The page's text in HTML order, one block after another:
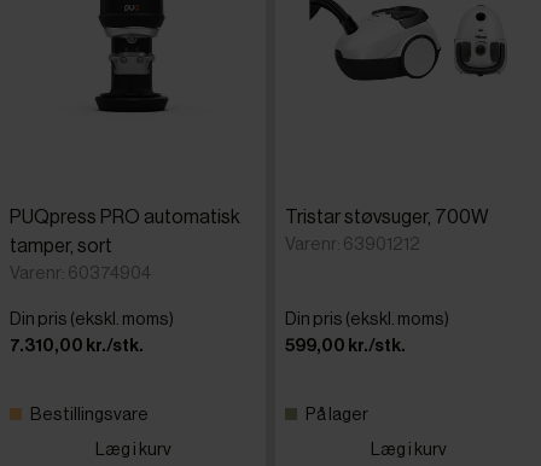
PUQpress PRO automatisk
tamper, sort
Varenr: 60374904
Din pris (ekskl. moms)
7.310,00 kr./stk.
Bestillingsvare
Læg i kurv
Tristar støvsuger, 700W
Varenr: 63901212
Din pris (ekskl. moms)
599,00 kr./stk.
På lager
Læg i kurv